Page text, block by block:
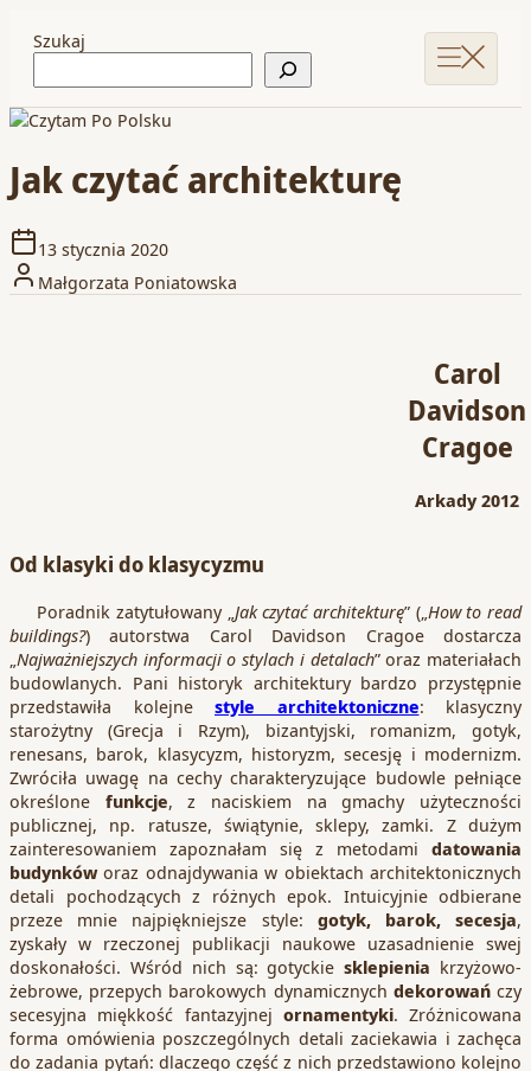
Szukaj
Jak czytać architekturę
13 stycznia 2020
Małgorzata Poniatowska
Carol
Davidson
Cragoe
Arkady 2012
Od klasyki do klasycyzmu
Poradnik zatytułowany „ Jak czytać architekturę” („ How to read
buildings?) autorstwa Carol Davidson Cragoe dostarcza
Najważniejszych informacji o stylach i detalach” oraz materiałach
budowlanych. Pani historyk architektury bardzo przystępnie
przedstawiła kolejne style architektoniczne: klasyczny
starożytny (Grecja i Rzym), bizantyjski, romanizm, gotyk,
renesans, barok, klasycyzm, historyzm, secesję i modernizm.
Zwróciła uwagę na cechy charakteryzujące budowle pełniące
określone funkcje, z naciskiem na gmachy użyteczności
publicznej, np. ratusze, świątynie, sklepy, zamki. Z dużym
zainteresowaniem zapoznałam się z metodami datowania
budynkóworaz odnajdywania w obiektach architektonicznych
detali pochodzących z różnych epok. Intuicyjnie odbierane
przeze mnie najpiękniejsze style: gotyk, barok, secesja,
zyskały w rzeczonej publikacji naukowe uzasadnienie swej
doskonałości. Wśród nich są: gotyckiesklepienia krzyżowo-
żebrowe, przepych barokowych dynamicznych dekorowańczy
secesyjna miękkość fantazyjnej ornamentyki. Zróżnicowana
forma omówienia poszczególnych detali zaciekawia i zachęca
do zadania pytań: dlaczego część z nich przedstawiono kolejno